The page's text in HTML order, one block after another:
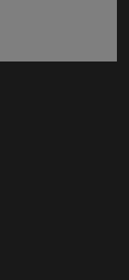
ventana)
ventana)